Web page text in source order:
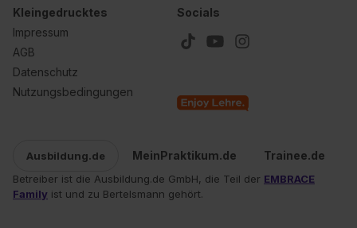
Kleingedrucktes
Impressum
AGB
Datenschutz
Nutzungsbedingungen
Socials
Ausbildung.de MeinPraktikum.de Trainee.de
Betreiber ist die Ausbildung.de GmbH, die Teil der EMBRACE
Family ist und zu Bertelsmann gehört.